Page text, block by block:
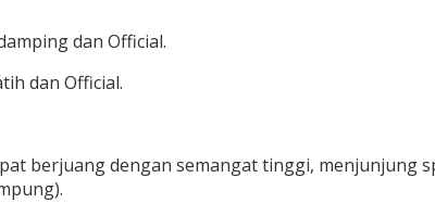
dan Official.
dan Official.
berjuang dengan semangat tinggi, menjunjung